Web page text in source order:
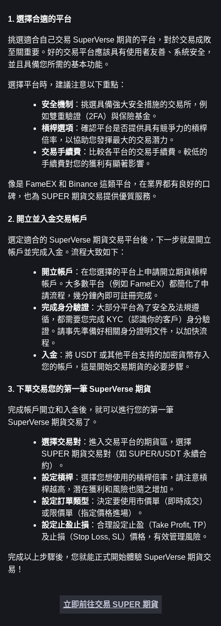
1. 選擇合適的平台
挑選適合自己交易 SuperVerse 期貨的平台，對於交易成敗
至關重要。好的交易平台應該具有使用者友善、系統安全，
並且具備您所需的基本功能。
選擇平台時，建議注意以下重點：
安全機制 ：挑選具備強大安全措施的交易所，例
如雙重驗證（2FA）與保險基金。
槓桿選項 ：確認平台是否提供具有競爭力的槓桿
倍率，以協助您發揮最大的交易潛力。
交易手續費 ：比較各平台的交易手續費。較低的
手續費對您的獲利有顯著影響。
像是 FameEX 和 Binance 這類平台，在業界都有良好的口
碑，也為 SUPER 期貨交易提供優質服務。
2. 開立並入金交易帳戶
選定適合的 SuperVerse 期貨交易平台後，下一步就是開立
帳戶並完成入金。流程大致如下：
開立帳戶 ：在您選擇的平台上申請開立期貨槓桿
帳戶。大多數平台（例如 FameEX）都簡化了申
請流程，幾分鐘內即可註冊完成。
完成身分驗證 ：大部分平台為了安全及法規遵
循，都需要您完成 KYC（認識你的客戶）身分驗
證。請事先準備好相關身分證明文件，以加快流
程。
入金：將 USDT 或其他平台支持的加密貨幣存入
您的帳戶，這是開始交易期貨的必要步驟。
3. 下單交易您的第一筆 SuperVerse 期貨
完成帳戶開立和入金後，就可以進行您的第一筆
SuperVerse 期貨交易了。
選擇交易對 ：進入交易平台的期貨區，選擇
SUPER 期貨交易對（如 SUPER/USDT 永續合
約）。
設定槓桿 ：選擇您想使用的槓桿倍率，請注意槓
桿越高，潛在獲利和風險也隨之增加。
設定訂單類型 ：決定要使用市價單（即時成交）
或限價單（指定價格進場）。
設定止盈止損 ：合理設定止盈（Take Profit, TP）
及止損（Stop Loss, SL）價格，有效管理風險。
完成以上步驟後，您就能正式開始體驗 SuperVerse 期貨交
易！
立即前往交易 SUPER 期貨